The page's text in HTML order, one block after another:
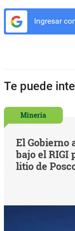
Ingresar
Te puede
Minería
El Gobierno
bajo el RIGI
litio de